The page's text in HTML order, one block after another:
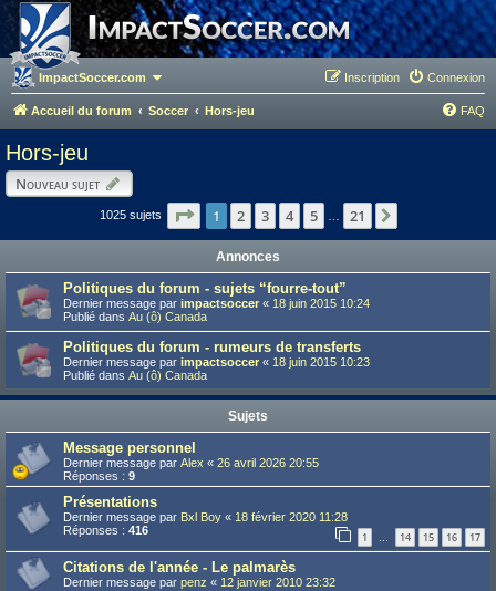
ImpactSoccer.com Connexion
Inscription
Accueil du forum Soccer Hors-jeu FAQ
Hors-jeu
Nouveau sujet
1025 sujets Page sur 21
1 2 3 4 5 21
Annonces
Politiques du forum - sujets “fourre-tout”
Dernier message par impactsoccer « 18 juin 2015 10:24
Publié dans Au (ô) Canada
Politiques du forum - rumeurs de transferts
Dernier message par impactsoccer « 18 juin 2015 10:23
Publié dans Au (ô) Canada
Sujets
Message personnel
Dernier message par Alex « 26 avril 2026 20:55
Réponses : 9
Présentations
Dernier message par Bxl Boy « 18 février 2020 11:28
Réponses : 416 1 … 14 15 16 17
Citations de l'année - Le palmarès
Dernier message par penz « 12 janvier 2010 23:32